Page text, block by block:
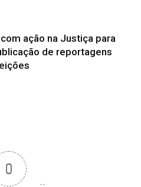
ação na Justiça para
de reportagens
0